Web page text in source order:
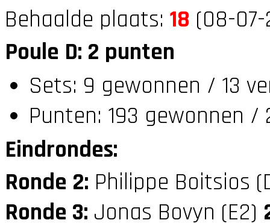
Behaalde plaats: 18 (08-
Poule D: 2 punten
Sets: 9 gewonnen / 13
Punten: 193 gewonnen /
Eindrondes:
Ronde 2: Philippe Boitsios
Ronde 3: Jonas Bovyn (E2)